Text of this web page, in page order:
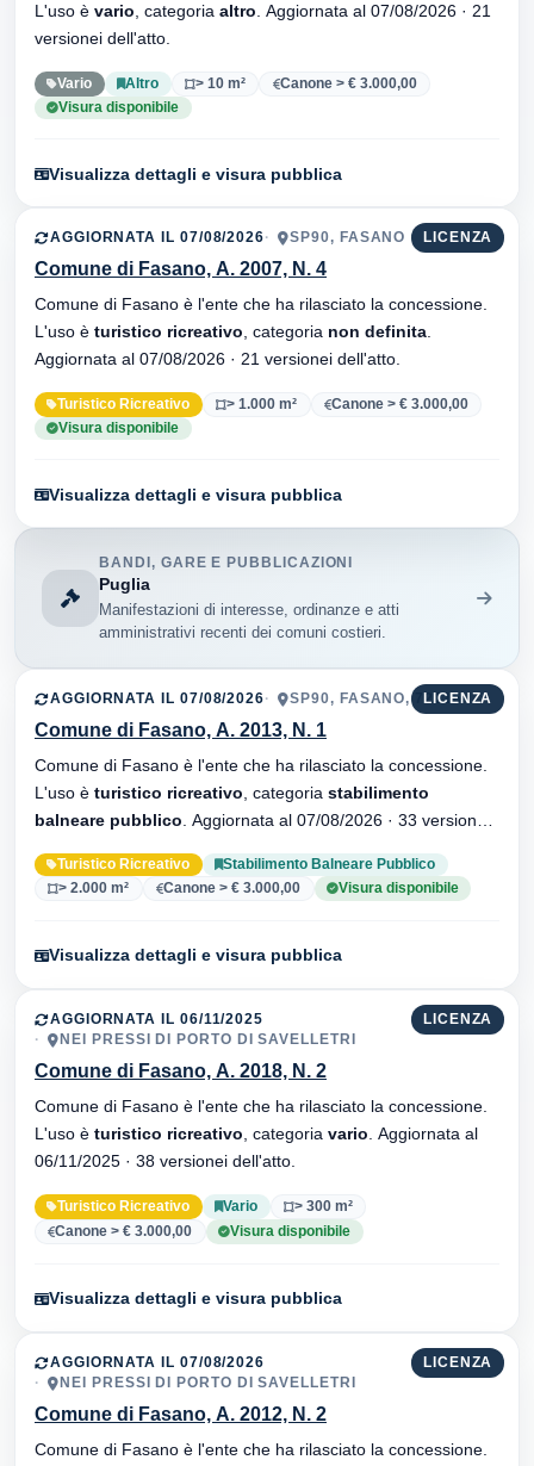
L'uso è vario , categoria altro
versionei dell'atto.
Vario Altro > 10 m²
Canone > € 3.000,00
Visura disponibile
Visualizza dettagli e visura pubblica
LICENZA
AGGIORNATA IL 07/08/2026 SP90, FASANO
Comune di Fasano, A. 2007, N. 4
Comune di Fasano è l'ente che ha rilasciato la concessione.
L'uso è turistico ricreativo , categoria non definita
Aggiornata al 07/08/2026 · 21 versionei dell'atto.
Turistico Ricreativo > 1.000 m²
Canone > € 3.000,00
Visura disponibile
Visualizza dettagli e visura pubblica
BANDI, GARE E PUBBLICAZIONI
Puglia
Manifestazioni di interesse, ordinanze e atti
amministrativi recenti dei comuni costieri.
LICENZA
AGGIORNATA IL 07/08/2026 SP90, FASANO, 72016
Comune di Fasano, A. 2013, N. 1
Comune di Fasano è l'ente che ha rilasciato la concessione.
L'uso è turistico ricreativo , categoria stabilimento
balneare pubblico
Turistico Ricreativo
Stabilimento Balneare Pubblico
> 2.000 m²
Canone > € 3.000,00 Visura disponibile
Visualizza dettagli e visura pubblica
LICENZA
AGGIORNATA IL 06/11/2025
NEI PRESSI DI PORTO DI SAVELLETRI
Comune di Fasano, A. 2018, N. 2
Comune di Fasano è l'ente che ha rilasciato la concessione.
L'uso è turistico ricreativo , categoria vario
06/11/2025 · 38 versionei dell'atto.
Turistico Ricreativo Vario
> 300 m²
Canone > € 3.000,00
Visura disponibile
Visualizza dettagli e visura pubblica
LICENZA
AGGIORNATA IL 07/08/2026
NEI PRESSI DI PORTO DI SAVELLETRI
Comune di Fasano, A. 2012, N. 2
Comune di Fasano è l'ente che ha rilasciato la concessione.